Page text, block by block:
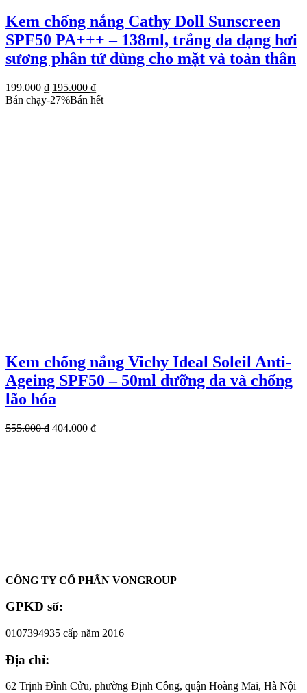
Kem chống nắng Cathy Doll Sunscreen
SPF50 PA+++ – 138ml, trắng da dạng hơi
sương phân tử dùng cho mặt và toàn thân
199.000₫ Giá
gốc
195.000 ₫Giá
hiện
Bán chạy-27%Bán hết
Kem chống nắng Vichy Ideal Soleil Anti-
Ageing SPF50 – 50ml dưỡng da và chống
lão hóa
555.000₫ Giá
404.000 ₫Giá
CÔNG TY CỔ PHẨN VONGROUP
GPKD số:
0107394935 cấp năm 2016
Địa chỉ:
62 Trịnh Đình Cửu, phường Định Công, quận Hoàng Mai, Hà Nội